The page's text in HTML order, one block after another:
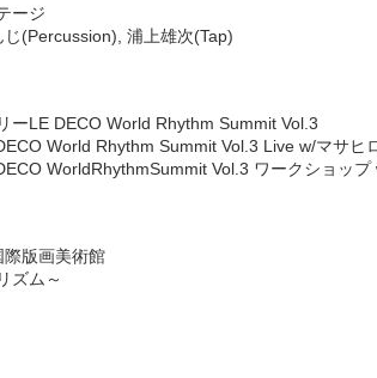
ージ
(Percussion), 浦上雄次(Tap)
ーLE DECO World Rhythm Summit Vol.3
World Rhythm Summit Vol.3 Live w/マサヒ
WorldRhythmSummit Vol.3 ワークショッ
版画美術館
ズム～